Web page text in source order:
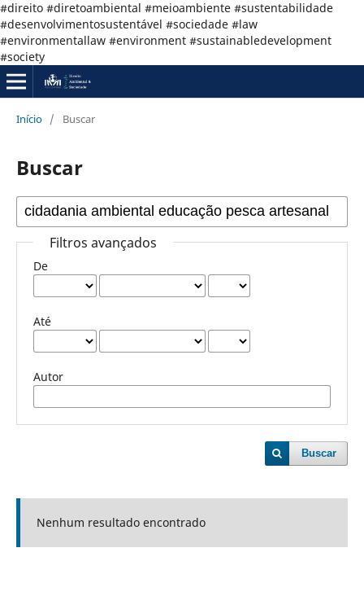
#direito #diretoambiental #meioambiente #sustentabilidade
#desenvolvimentosustentável #sociedade #law
#environmentallaw #environment #sustainabledevelopment
#society
Início / Buscar
Buscar
Filtros avançados
De
Até
Autor
Buscar
Nenhum resultado encontrado